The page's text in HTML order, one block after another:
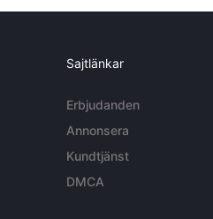
Sajtlänkar
Erbjudanden
Annonsera
Kundtjänst
DMCA